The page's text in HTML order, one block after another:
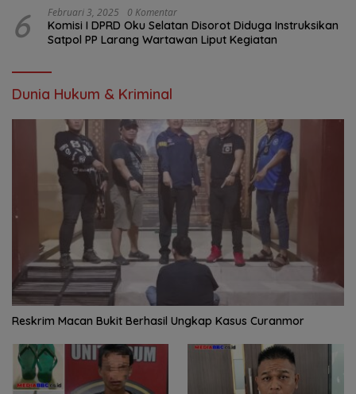
6 Februari 3, 2025 0 Komentar
Komisi I DPRD Oku Selatan Disorot Diduga Instruksikan
Satpol PP Larang Wartawan Liput Kegiatan
Dunia Hukum & Kriminal
Reskrim Macan Bukit Berhasil Ungkap Kasus Curanmor